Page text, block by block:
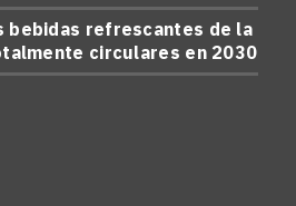
bebidas refrescantes de la
circulares en 2030